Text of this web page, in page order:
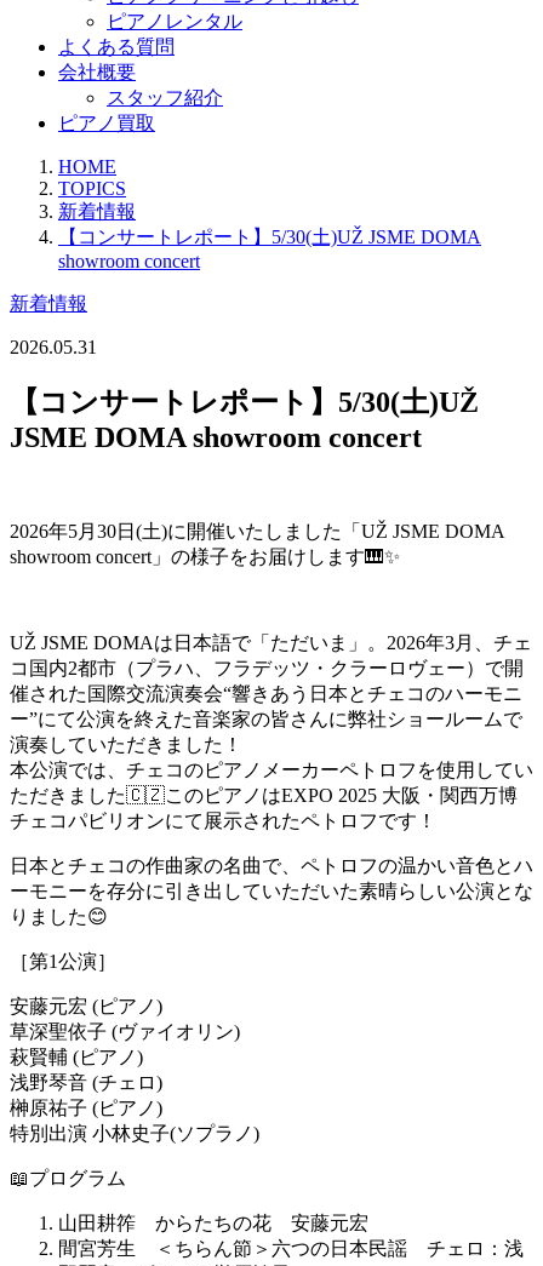
ピアノレンタル
よくある質問
会社概要
スタッフ紹介
ピアノ買取
HOME
TOPICS
新着情報
【コンサートレポート】5/30(土)UŽ JSME DOMA
showroom concert
新着情報
2026.05.31
【コンサートレポート】5/30(土)UŽ
JSME DOMA showroom concert
2026年5月30日(土)に開催いたしました「UŽ JSME DOMA
showroom concert」の様子をお届けします🎹✨
UŽ JSME DOMAは日本語で「ただいま」。2026年3月、チェ
コ国内2都市（プラハ、フラデッツ・クラーロヴェー）で開
催された国際交流演奏会“響きあう日本とチェコのハーモニ
ー”にて公演を終えた音楽家の皆さんに弊社ショールームで
演奏していただきました！
本公演では、チェコのピアノメーカーペトロフを使用してい
ただきました🇨🇿このピアノはEXPO 2025 大阪・関西万博
チェコパビリオンにて展示されたペトロフです！
日本とチェコの作曲家の名曲で、ペトロフの温かい音色とハ
ーモニーを存分に引き出していただいた素晴らしい公演とな
りました😊
［第1公演］
安藤元宏 (ピアノ)
草深聖依子 (ヴァイオリン)
萩賢輔 (ピアノ)
浅野琴音 (チェロ)
榊原祐子 (ピアノ)
特別出演 小林史子(ソプラノ)
📖プログラム
山田耕筰 からたちの花 安藤元宏
間宮芳生 ＜ちらん節＞六つの日本民謡 チェロ：浅